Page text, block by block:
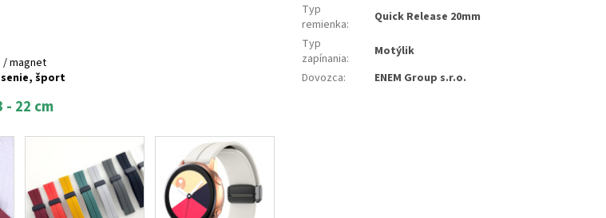
/ magnet
šport
- 22 cm
Typ
remienka:
Quick Release 20mm
Typ
zapínania:
Motýlik
Dovozca: ENEM Group s.r.o.